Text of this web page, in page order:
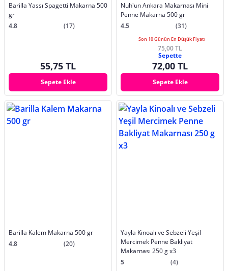
Barilla Yassı Spagetti Makarna 500
gr
4.8
(17)
55,75 TL
Sepete Ekle
Nuh'un Ankara Makarnası Mini
Penne Makarna 500 gr
4.5
(31)
Son 10 Günün En Düşük Fiyatı
75,00 TL
Sepette
72,00 TL
Sepete Ekle
Barilla Kalem Makarna 500 gr
4.8
(20)
Yayla Kinoalı ve Sebzeli Yeşil
Mercimek Penne Bakliyat
Makarnası 250 g x3
5
(4)